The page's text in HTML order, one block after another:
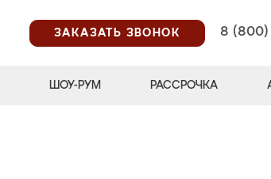
ЗАКАЗАТЬ ЗВОНОК
8 (800)
ШОУ-РУМ РАССРОЧКА